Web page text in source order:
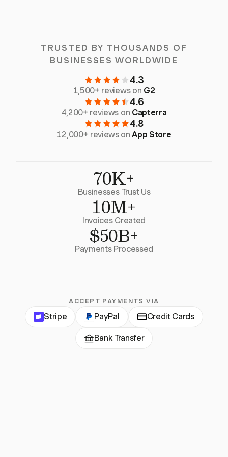
TRUSTED BY THOUSANDS OF
BUSINESSES WORLDWIDE
4.3
1,500+ reviews on G2
4.6
4,200+ reviews on Capterra
4.8
12,000+ reviews onApp Store
70K+
Businesses Trust Us
10M+
Invoices Created
$50B+
Payments Processed
ACCEPT PAYMENTS VIA
Stripe PayPal Credit Cards
Bank Transfer